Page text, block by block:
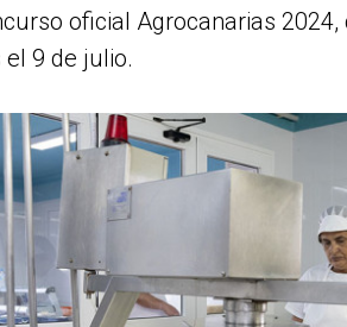
oficial Agrocanarias
9 de julio.